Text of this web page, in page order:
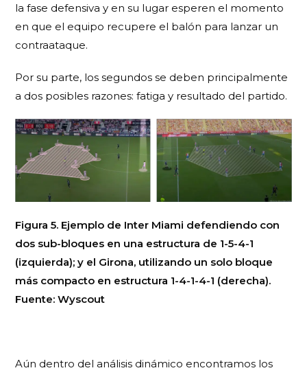
la fase defensiva y en su lugar esperen el momento
en que el equipo recupere el balón para lanzar un
contraataque.
Por su parte, los segundos se deben principalmente
a dos posibles razones: fatiga y resultado del partido.
Figura 5. Ejemplo de Inter Miami defendiendo con
dos sub-bloques en una estructura de 1-5-4-1
(izquierda); y el Girona, utilizando un solo bloque
más compacto en estructura 1-4-1-4-1 (derecha).
Fuente: Wyscout
Aún dentro del análisis dinámico encontramos los